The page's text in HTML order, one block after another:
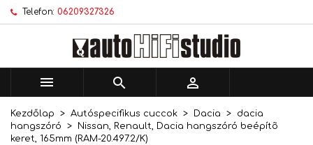
Telefon: 06209327326
  
Kezdőlap Autóspecifikus cuccok Dacia
dacia
hangszóró
Nissan, Renault, Dacia hangszóró beépítõ
keret, 165mm (RAM-20.497.2/K)
Kívánságlistáim ×
Új lista létrehozása
Kívánságlista létrehozása ×
Kívánságlista neve
Mégsem
Bejelentkezés ×
történő mentéséhez.
Mégsem Bejelentkezés